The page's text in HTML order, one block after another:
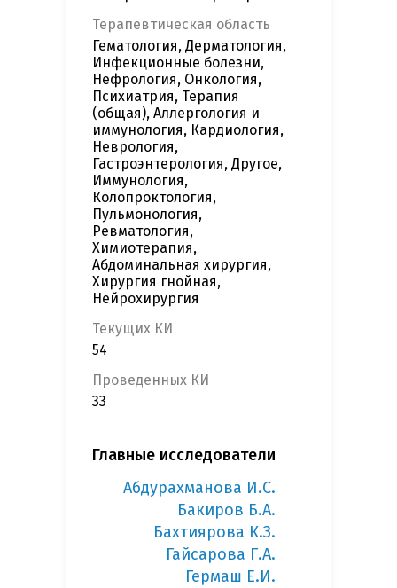
Терапевтическая область
Гематология, Дерматология,
Инфекционные болезни,
Нефрология, Онкология,
Психиатрия, Терапия
(общая), Аллергология и
иммунология, Кардиология,
Неврология,
Гастроэнтерология, Другое,
Иммунология,
Колопроктология,
Пульмонология,
Ревматология,
Химиотерапия,
Абдоминальная хирургия,
Хирургия гнойная,
Нейрохирургия
Текущих КИ
54
Проведенных КИ
33
Главные исследователи
Абдурахманова И.С.
Бакиров Б.А.
Бахтиярова К.З.
Гайсарова Г.А.
Гермаш Е.И.